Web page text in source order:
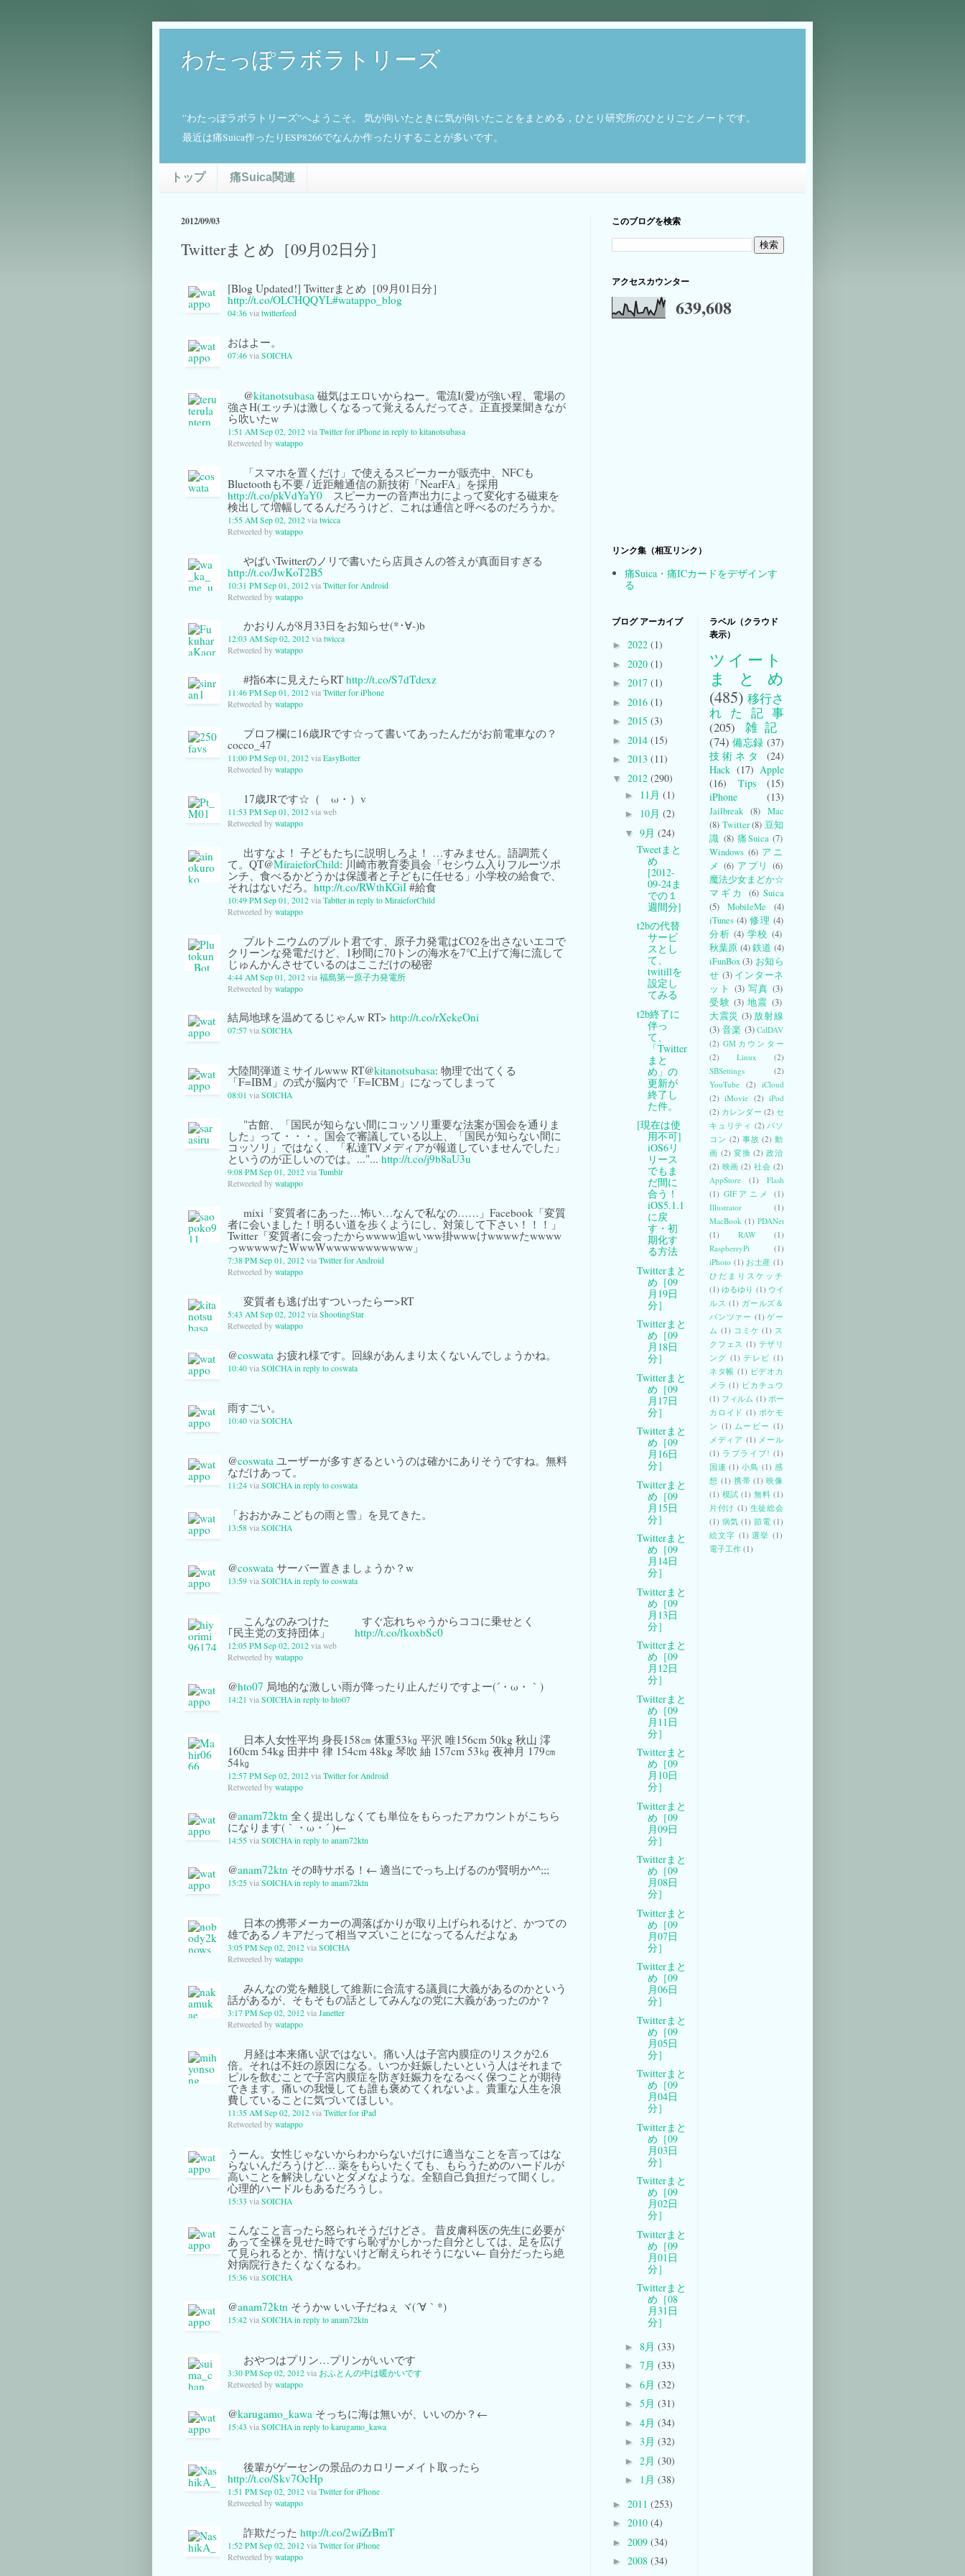
わたっぽラボラトリーズ
”わたっぽラボラトリーズ”へようこそ。 気が向いたときに気が向いたことをまとめる，ひとり研究所のひとりごとノートです。
最近は痛Suica作ったりESP8266でなんか作ったりすることが多いです。
トップ 痛Suica関連
2012/09/03
Twitterまとめ［09月02日分］
[Blog Updated!] Twitterまとめ［09月01日分］
http://t.co/OLCHQQYL#watappo_blog
04:36 via twitterfeed
おはよー。
07:46 via SOICHA
@kitanotsubasa 磁気はエロいからねー。電流I(愛)が強い程、電場の
強さH(エッチ)は激しくなるって覚えるんだってさ。正直授業聞きなが
ら吹いたw
1:51 AM Sep 02, 2012 via Twitter for iPhone in reply to kitanotsubasa
Retweeted by watappo
「スマホを置くだけ」で使えるスピーカーが販売中、NFCも
Bluetoothも不要 / 近距離通信の新技術「NearFA」を採用
http://t.co/pkVdYaY0 スピーカーの音声出力によって変化する磁束を
検出して増幅してるんだろうけど、これは通信と呼べるのだろうか。
1:55 AM Sep 02, 2012 via twicca
Retweeted by watappo
やばいTwitterのノリで書いたら店員さんの答えが真面目すぎる
http://t.co/JwKoT2B5
10:31 PM Sep 01, 2012 via Twitter for Android
Retweeted by watappo
かおりんが8月33日をお知らせ(*･∀-)b
12:03 AM Sep 02, 2012 via twicca
Retweeted by watappo
#指6本に見えたらRT http://t.co/S7dTdexz
11:46 PM Sep 01, 2012 via Twitter for iPhone
Retweeted by watappo
プロフ欄に16歳JRです☆って書いてあったんだがお前電車なの？
cocco_47
11:00 PM Sep 01, 2012 via EasyBotter
Retweeted by watappo
17歳JRです☆（ゝω・）v
11:53 PM Sep 01, 2012 via web
Retweeted by watappo
出すなよ！ 子どもたちに説明しろよ！ …すみません。語調荒く
て。QT@MiraieforChild: 川崎市教育委員会「セシウム入りフルーツポ
ンチ、食べるかどうかは保護者と子どもに任せる」小学校の給食で、
それはないだろ。 http://t.co/RWthKGiI #給食
10:49 PM Sep 01, 2012 via Tabtter in reply to MiraieforChild
Retweeted by watappo
プルトニウムのプルト君です、原子力発電はCO2を出さないエコで
クリーンな発電だけど、1秒間に70トンの海水を7℃上げて海に流して
じゅんかんさせているのはここだけの秘密
4:44 AM Sep 01, 2012 via 福島第一原子力発電所
Retweeted by watappo
結局地球を温めてるじゃんw RT> http://t.co/rXekeOni
07:57 via SOICHA
大陸間弾道ミサイルwww RT@kitanotsubasa: 物理で出てくる
「F=IBM」の式が脳内で「F=ICBM」になってしまって
08:01 via SOICHA
"古館、「国民が知らない間にコッソリ重要な法案が国会を通りま
した」って・・・。国会で審議している以上、「国民が知らない間に
コッソリ」ではなく、「私達TVメディアが報道していませんでした」
というのが正しいのでは。..."... http://t.co/j9b8aU3u
9:08 PM Sep 01, 2012 via Tumblr
Retweeted by watappo
mixi「変質者にあった…怖い…なんで私なの……」Facebook「変質
者に会いました！明るい道を歩くようにし、対策して下さい！！！」
Twitter「変質者に会ったからwwww追wいww掛wwwけwwwwたwwww
っwwwwwたWwwWwwwwwwwwwww」
7:38 PM Sep 01, 2012 via Twitter for Android
Retweeted by watappo
変質者も逃げ出すついったらー>RT
5:43 AM Sep 02, 2012 via ShootingStar
Retweeted by watappo
@coswata お疲れ様です。回線があんまり太くないんでしょうかね。
10:40 via SOICHA in reply to coswata
雨すごい。
10:40 via SOICHA
@coswata ユーザーが多すぎるというのは確かにありそうですね。無料
なだけあって。
11:24 via SOICHA in reply to coswata
「おおかみこどもの雨と雪」を見てきた。
13:58 via SOICHA
@coswata サーバー置きましょうか？w
13:59 via SOICHA in reply to coswata
こんなのみつけた すぐ忘れちゃうからココに乗せとく
｢民主党の支持団体」 http://t.co/fkoxbSc0
12:05 PM Sep 02, 2012 via web
Retweeted by watappo
@hto07 局地的な激しい雨が降ったり止んだりですよー(´・ω・｀)
14:21 via SOICHA in reply to hto07
日本人女性平均 身長158㎝ 体重53㎏ 平沢 唯156cm 50kg 秋山 澪
160cm 54kg 田井中 律 154cm 48kg 琴吹 紬 157cm 53㎏ 夜神月 179㎝
54㎏
12:57 PM Sep 02, 2012 via Twitter for Android
Retweeted by watappo
@anam72ktn 全く提出しなくても単位をもらったアカウントがこちら
になります(｀・ω・´ )←
14:55 via SOICHA in reply to anam72ktn
@anam72ktn その時サボる！← 適当にでっち上げるのが賢明か^^;;;
15:25 via SOICHA in reply to anam72ktn
日本の携帯メーカーの凋落ばかりが取り上げられるけど、かつての
雄であるノキアだって相当マズいことになってるんだよなぁ
3:05 PM Sep 02, 2012 via SOICHA
Retweeted by watappo
みんなの党を離脱して維新に合流する議員に大義があるのかという
話があるが、そもそもの話としてみんなの党に大義があったのか？
3:17 PM Sep 02, 2012 via Janetter
Retweeted by watappo
月経は本来痛い訳ではない。痛い人は子宮内膜症のリスクが2.6
倍。それは不妊の原因になる。いつか妊娠したいという人はそれまで
ピルを飲むことで子宮内膜症を防ぎ妊娠力をなるべく保つことが期待
できます。痛いの我慢しても誰も褒めてくれないよ。貴重な人生を浪
費していることに気づいてほしい。
11:35 AM Sep 02, 2012 via Twitter for iPad
Retweeted by watappo
うーん。女性じゃないからわからないだけに適当なことを言ってはな
らないんだろうけど… 薬をもらいたくても、もらうためのハードルが
高いことを解決しないとダメなような。全額自己負担だって聞くし。
心理的ハードルもあるだろうし。
15:33 via SOICHA
こんなこと言ったら怒られそうだけどさ。 昔皮膚科医の先生に必要が
あって全裸を見せた時ですら恥ずかしかった自分としては、足を広げ
て見られるとか、情けないけど耐えられそうにない← 自分だったら絶
対病院行きたくなくなるわ。
15:36 via SOICHA
@anam72ktn そうかw いい子だねぇ ヾ(´∀｀*)
15:42 via SOICHA in reply to anam72ktn
おやつはプリン…プリンがいいです
3:30 PM Sep 02, 2012 via おふとんの中は暖かいです
Retweeted by watappo
@karugamo_kawa そっちに海は無いが、いいのか？←
15:43 via SOICHA in reply to karugamo_kawa
後輩がゲーセンの景品のカロリーメイト取ったら
http://t.co/Skv7OcHp
1:51 PM Sep 02, 2012 via Twitter for iPhone
Retweeted by watappo
詐欺だった http://t.co/2wiZrBmT
1:52 PM Sep 02, 2012 via Twitter for iPhone
Retweeted by watappo
このブログを検索
アクセスカウンター
639,608
リンク集（相互リンク）
痛Suica・痛ICカードをデザインす
る
ブログ アーカイブ
► 2022 (1)
► 2020 (1)
► 2017 (1)
► 2016 (1)
► 2015 (3)
► 2014 (15)
► 2013 (11)
▼ 2012 (290)
► 11月 (1)
► 10月 (2)
▼ 9月 (24)
Tweetまと
め
[2012-
09-24ま
での１
週間分]
t2bの代替
サービ
スとし
て、
twitillを
設定し
てみる
t2b終了に
伴っ
て、
「Twitter
まと
め」の
更新が
終了し
た件。
[現在は使
用不可]
iOS6リ
リース
でもま
だ間に
合う！
iOS5.1.1
に戻
す・初
期化す
る方法
Twitterまと
め［09
月19日
分］
Twitterまと
め［09
月18日
分］
Twitterまと
め［09
月17日
分］
Twitterまと
め［09
月16日
分］
Twitterまと
め［09
月15日
分］
Twitterまと
め［09
月14日
分］
Twitterまと
め［09
月13日
分］
Twitterまと
め［09
月12日
分］
Twitterまと
め［09
月11日
分］
Twitterまと
め［09
月10日
分］
Twitterまと
め［09
月09日
分］
Twitterまと
め［09
月08日
分］
Twitterまと
め［09
月07日
分］
Twitterまと
め［09
月06日
分］
Twitterまと
め［09
月05日
分］
Twitterまと
め［09
月04日
分］
Twitterまと
め［09
月03日
分］
Twitterまと
め［09
月02日
分］
Twitterまと
め［09
月01日
分］
Twitterまと
め［08
月31日
分］
► 8月 (33)
► 7月 (33)
► 6月 (32)
► 5月 (31)
► 4月 (34)
► 3月 (32)
► 2月 (30)
► 1月 (38)
► 2011 (253)
► 2010 (4)
► 2009 (34)
► 2008 (34)
ラベル（クラウド
表示）
ツイート
まとめ
(485) 移行さ
れた記事
(205)
雑記
(74) 備忘録 (37)
技術ネタ
(24)
Hack (17) Apple
(16)
Tips
(15)
iPhone
(13)
Jailbreak (8) Mac
(8) Twitter (8) 豆知
識 (8) 痛Suica (7)
Windows (6) アニ
メ (6) アプリ (6)
魔法少女まどか☆
マギカ
(6) Suica
(5)
MobileMe
(4)
iTunes (4) 修理 (4)
分析 (4) 学校 (4)
秋葉原 (4)鉄道 (4)
iFunBox (3) お知ら
せ (3) インターネ
ット (3) 写真 (3)
受験 (3) 地震 (3)
大震災 (3) 放射線
(3) 音楽 (3) CalDAV
(2) GMカウンター
(2)
Linux
(2)
SBSettings
(2)
YouTube (2) iCloud
(2) iMovie (2) iPod
(2) カレンダー (2) セ
キュリティ (2) パソ
コン (2) 事故 (2) 動
画 (2) 変換 (2) 政治
(2) 映画 (2) 社会 (2)
AppStore
(1)
Flash
(1) GIFアニメ
(1)
Illustrator
(1)
MacBook (1) PDANet
(1)
RAW
(1)
RaspberryPi
(1)
iPhoto (1) お土産 (1)
ひだまりスケッチ
(1) ゆるゆり (1) ウイ
ルス (1) ガールズ＆
パンツァー (1) ゲー
ム (1) コミケ (1) ス
クフェス (1) テザリ
ング (1) テレビ (1)
ネタ帳 (1) ビデオカ
メラ (1) ピカチュウ
(1) フィルム (1) ボー
カロイド (1) ポケモ
ン (1) ムービー (1)
メディア (1) メール
(1) ラブライブ! (1)
国連 (1) 小鳥 (1) 感
想 (1) 携帯 (1) 映像
(1) 模試 (1) 無料 (1)
片付け (1) 生徒総会
(1) 病気 (1) 節電 (1)
絵文字 (1) 選挙 (1)
電子工作 (1)